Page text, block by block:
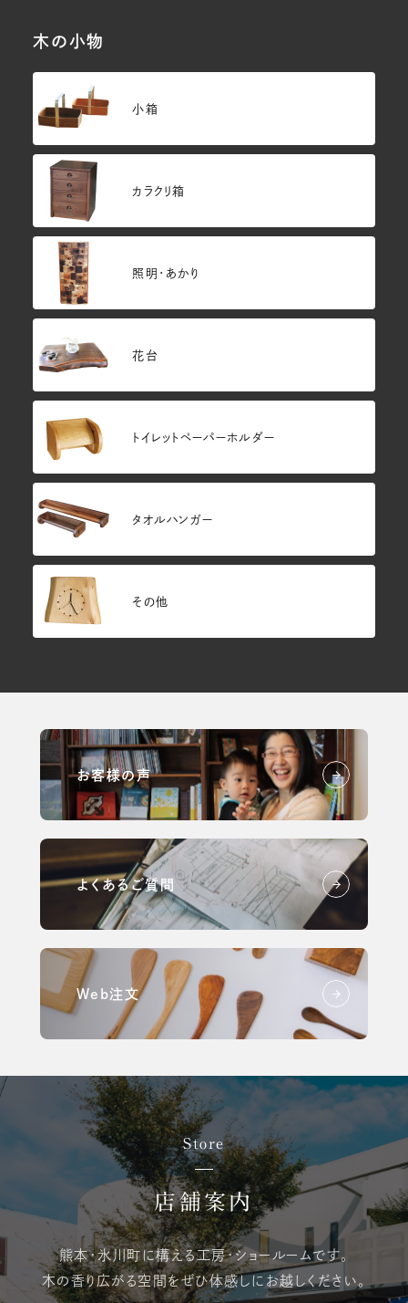
木の小物
小箱
カラクリ箱
照明・あかり
花台
トイレットペーパーホルダー
タオルハンガー
その他
お客様の声
よくあるご質問
Web注文
Store
店舗案内
熊本・氷川町に構える工房・ショールームです。
木の香り広がる空間をぜひ体感しにお越しください。